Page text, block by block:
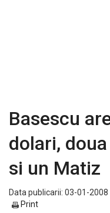
Basescu
dolari,
si un Matiz
Data publicarii: 03-01-2008 |
Print